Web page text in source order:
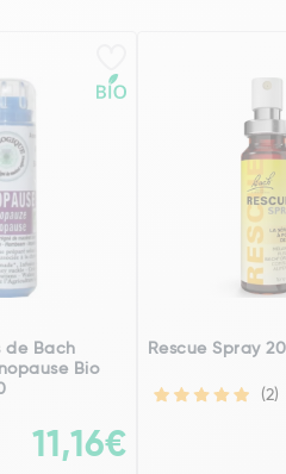
de Bach
Bio
11,16€
Rescue Spray
(2)